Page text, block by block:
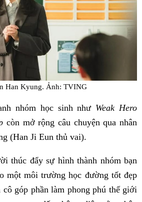
Han Kyung. Ảnh: TVING
nhóm học sinh như Weak Hero
còn mở rộng câu chuyện qua nhân
(Han Ji Eun thủ vai).
thúc đẩy sự hình thành nhóm bạn
một môi trường học đường tốt đẹp
cô góp phần làm phong phú thế giới